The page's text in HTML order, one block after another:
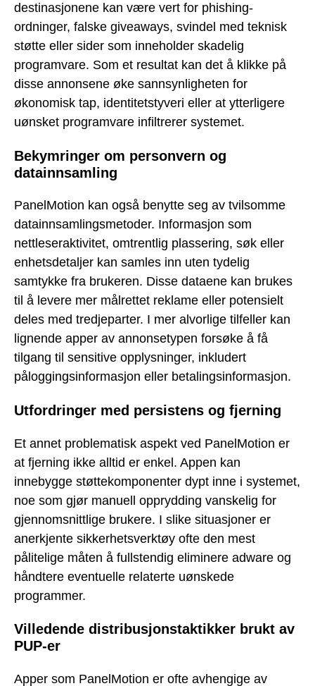
destinasjonene kan være vert for phishing-
ordninger, falske giveaways, svindel med teknisk
støtte eller sider som inneholder skadelig
programvare. Som et resultat kan det å klikke på
disse annonsene øke sannsynligheten for
økonomisk tap, identitetstyveri eller at ytterligere
uønsket programvare infiltrerer systemet.
Bekymringer om personvern og
datainnsamling
PanelMotion kan også benytte seg av tvilsomme
datainnsamlingsmetoder. Informasjon som
nettleseraktivitet, omtrentlig plassering, søk eller
enhetsdetaljer kan samles inn uten tydelig
samtykke fra brukeren. Disse dataene kan brukes
til å levere mer målrettet reklame eller potensielt
deles med tredjeparter. I mer alvorlige tilfeller kan
lignende apper av annonsetypen forsøke å få
tilgang til sensitive opplysninger, inkludert
påloggingsinformasjon eller betalingsinformasjon.
Utfordringer med persistens og fjerning
Et annet problematisk aspekt ved PanelMotion er
at fjerning ikke alltid er enkel. Appen kan
innebygge støttekomponenter dypt inne i systemet,
noe som gjør manuell opprydding vanskelig for
gjennomsnittlige brukere. I slike situasjoner er
anerkjente sikkerhetsverktøy ofte den mest
pålitelige måten å fullstendig eliminere adware og
håndtere eventuelle relaterte uønskede
programmer.
Villedende distribusjonstaktikker brukt av
PUP-er
Apper som PanelMotion er ofte avhengige av